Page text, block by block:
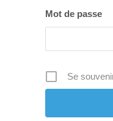
Mot de passe
Se